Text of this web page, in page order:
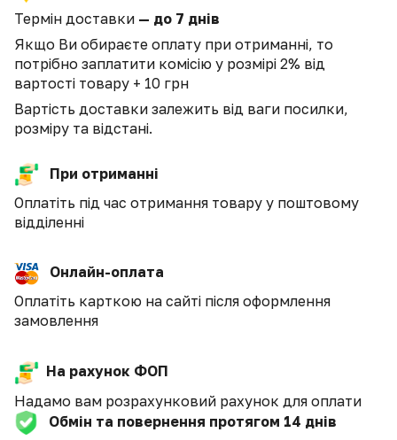
Термін доставки — до 7 днів
Якщо Ви обираєте оплату при отриманні, то
потрібно заплатити комісію у розмірі 2% від
вартості товару + 10 грн
Вартість доставки залежить від ваги посилки,
розміру та відстані.
При отриманні
Оплатіть під час отримання товару у поштовому
відділенні
Онлайн-оплата
Оплатіть карткою на сайті після оформлення
замовлення
На рахунок ФОП
Надамо вам розрахунковий рахунок для оплати
Обмін та повернення протягом 14 днів